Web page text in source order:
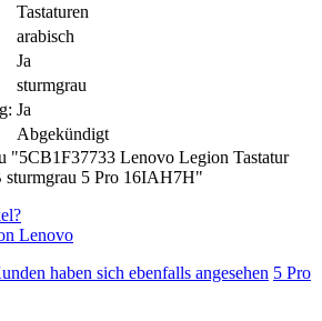
Tastaturen
arabisch
Ja
sturmgrau
Ja
Abgekündigt
"5CB1F37733 Lenovo Legion Tastatur
sturmgrau 5 Pro 16IAH7H"
Lenovo
haben sich ebenfalls angesehen 5 Pro